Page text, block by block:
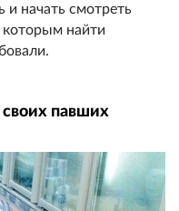
и начать смотреть
найти
павших